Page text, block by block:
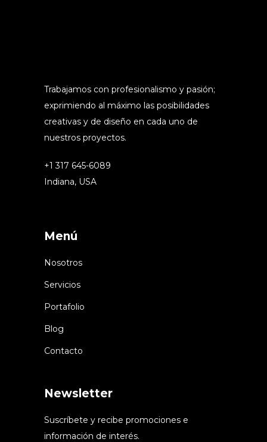
Trabajamos con profesionalismo y pasión;
exprimiendo al máximo las posibilidades
creativas y de diseño en cada uno de
nuestros proyectos.
+1 317 645-6089
Indiana, USA
Menú
Nosotros
Servicios
Portafolio
Blog
Contacto
Newsletter
Suscríbete y recibe promociones e
información de interés.